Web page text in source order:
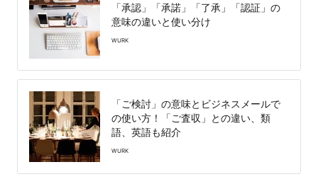
「承認」「承諾」「了承」「認証」の
意味の違いと使い分け
WURK
「ご検討」の意味とビジネスメールで
の使い方！「ご査収」との違い、類
語、英語も紹介
WURK